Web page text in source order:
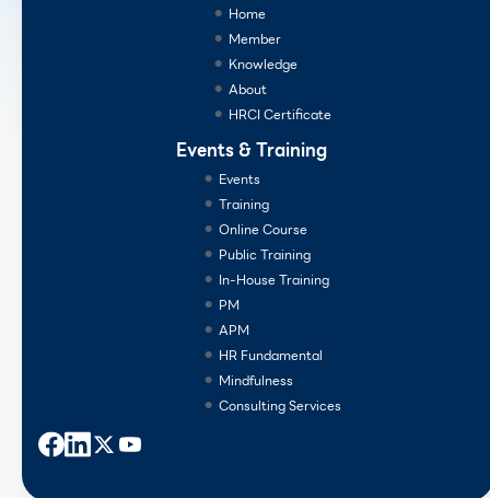
Home
Member
Knowledge
About
HRCI Certificate
Events & Training
Events
Training
Online Course
Public Training
In-House Training
PM
APM
HR Fundamental
Mindfulness
Consulting Services